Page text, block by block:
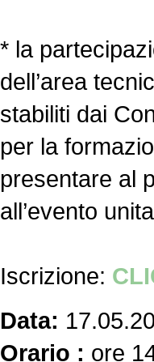
* la
dell’area
stabiliti dai
per la
presentare al
all’evento
Iscrizione:
Data:
Orario : ore